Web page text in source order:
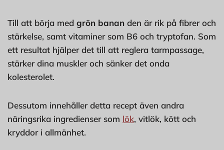
Till att börja med grön banan den är rik på fibrer och
stärkelse, samt vitaminer som B6 och tryptofan. Som
ett resultat hjälper det till att reglera tarmpassage,
stärker dina muskler och sänker det onda
kolesterolet.
Dessutom innehåller detta recept även andra
näringsrika ingredienser som lök, vitlök, kött och
kryddor i allmänhet.